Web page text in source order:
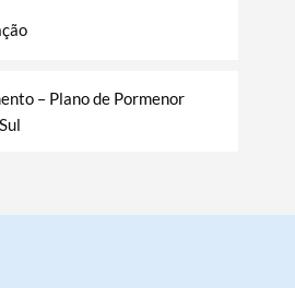
– Plano de Pormenor